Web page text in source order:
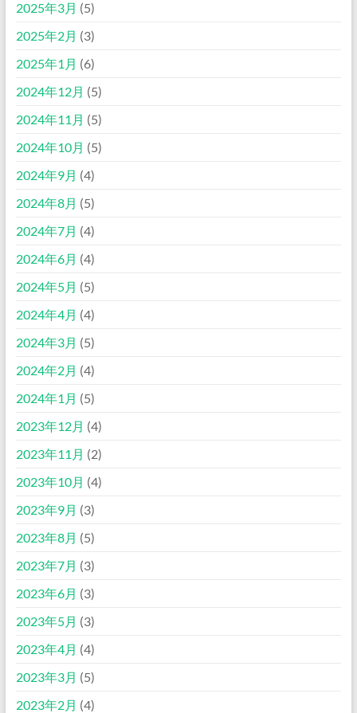
2025年3月 (5)
2025年2月 (3)
2025年1月 (6)
2024年12月 (5)
2024年11月 (5)
2024年10月 (5)
2024年9月 (4)
2024年8月 (5)
2024年7月 (4)
2024年6月 (4)
2024年5月 (5)
2024年4月 (4)
2024年3月 (5)
2024年2月 (4)
2024年1月 (5)
2023年12月 (4)
2023年11月 (2)
2023年10月 (4)
2023年9月 (3)
2023年8月 (5)
2023年7月 (3)
2023年6月 (3)
2023年5月 (3)
2023年4月 (4)
2023年3月 (5)
2023年2月 (4)